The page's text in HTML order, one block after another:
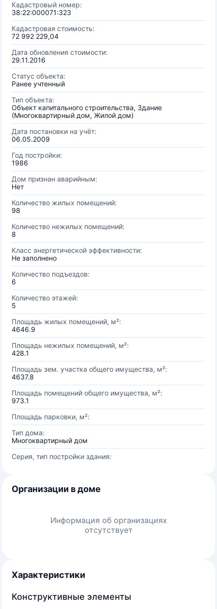
Кадастровый номер:
38:22:000071:323
Кадастровая стоимость:
72 992 229,04
Дата обновления стоимости:
29.11.2016
Статус объекта:
Ранее учтенный
Тип объекта:
Объект капитального строительства, Здание
(Многоквартирный дом, Жилой дом)
Дата постановки на учёт:
06.05.2009
Год постройки:
1986
Дом признан аварийным:
Нет
Количество жилых помещений:
98
Количество нежилых помещений:
8
Класс энергетической эффективности:
Не заполнено
Количество подъездов:
6
Количество этажей:
5
Площадь жилых помещений, м²:
4646.9
Площадь нежилых помещений, м²:
428.1
Площадь зем. участка общего имущества, м²:
4637.8
Площадь помещений общего имущества, м²:
973.1
Площадь парковки, м²:
Тип дома:
Многоквартирный дом
Серия, тип постройки здания:
Организации в доме
Информация об организациях
отсутствует
Характеристики
Конструктивные элементы